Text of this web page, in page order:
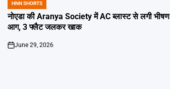
POSTED
IN
HNN SHORTS
नोएडा की Aranya Society में AC ब्लास्ट से लगी भीषण
आग, 3 फ्लैट जलकर खाक
on
June 29, 2026